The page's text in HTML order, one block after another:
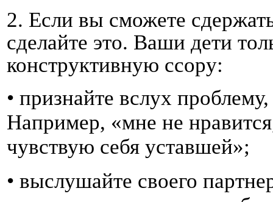
2. Если вы сможете
сделайте это. Ваши дети
конструктивную ссору:
• признайте вслух
Например, «мне не
чувствую себя уставшей»;
• выслушайте своего